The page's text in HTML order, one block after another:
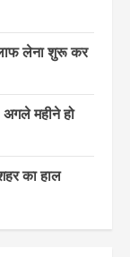
लेना शुरू कर
अगले महीने हो
का हाल